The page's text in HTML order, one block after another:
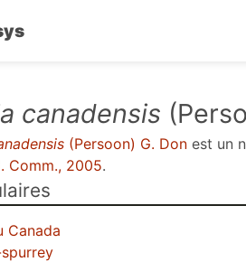
canadensis
(Persoon) G. Don est un
Comm., 2005.
Canada